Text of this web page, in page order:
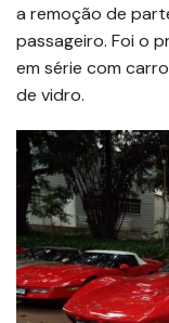
a remoção de
passageiro. Foi o
em série com
de vidro.